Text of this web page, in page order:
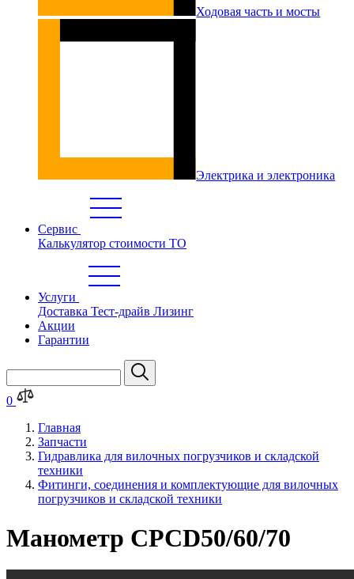
Ходовая часть и мосты
Электрика и электроника
Сервис
Калькулятор стоимости ТО
Услуги
Доставка Тест-драйв Лизинг
Акции
Гарантии
0
Главная
Запчасти
Гидравлика для вилочных погрузчиков и складской
техники
Фитинги, соединения и комплектующие для вилочных
погрузчиков и складской техники
Манометр CPCD50/60/70